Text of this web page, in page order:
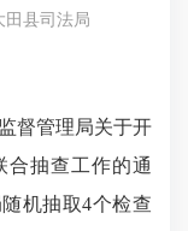
田县司法局
督管理局关于开
合抽查工作的通
机抽取4个检查